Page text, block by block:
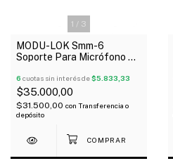
1 / 3
MODU-LOK Smm-6
Soporte Para Micrófono De
Pipeta
6 cuotas sin interés de$5.833,33
$35.000,00
$31.500,00 con Transferencia o
depósito